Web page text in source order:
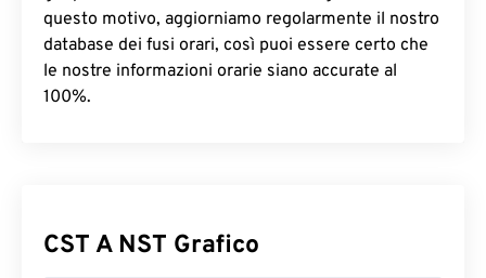
questo motivo, aggiorniamo regolarmente il nostro
database dei fusi orari, così puoi essere certo che
le nostre informazioni orarie siano accurate al
100%.
CST A NST Grafico